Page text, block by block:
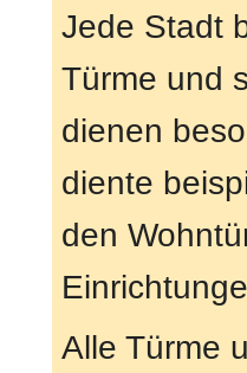
Jede Stadt
Türme und
dienen
diente
den
Alle Türme